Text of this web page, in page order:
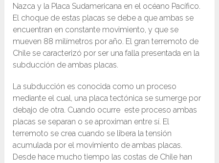
Nazca y la Placa Sudamericana en el océano Pacífico.
El choque de estas placas se debe a que ambas se
encuentran en constante movimiento, y que se
mueven 88 milímetros por año. El gran terremoto de
Chile se caracterizó por ser una falla presentada en la
subducción de ambas placas.
La subducción es conocida como un proceso
mediante el cual, una placa tectónica se sumerge por
debajo de otra. Cuando ocurre este proceso ambas
placas se separan o se aproximan entre sí. El
terremoto se crea cuando se libera la tensión
acumulada por el movimiento de ambas placas.
Desde hace mucho tiempo las costas de Chile han